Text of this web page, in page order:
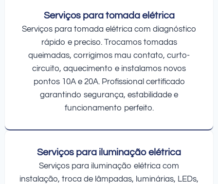
Serviços para tomada elétrica
Serviços para tomada elétrica com diagnóstico
rápido e preciso. Trocamos tomadas
queimadas, corrigimos mau contato, curto-
circuito, aquecimento e instalamos novos
pontos 10A e 20A. Profissional certificado
garantindo segurança, estabilidade e
funcionamento perfeito.
Serviços para iluminação elétrica
Serviços para iluminação elétrica com
instalação, troca de lâmpadas, luminárias, LEDs,